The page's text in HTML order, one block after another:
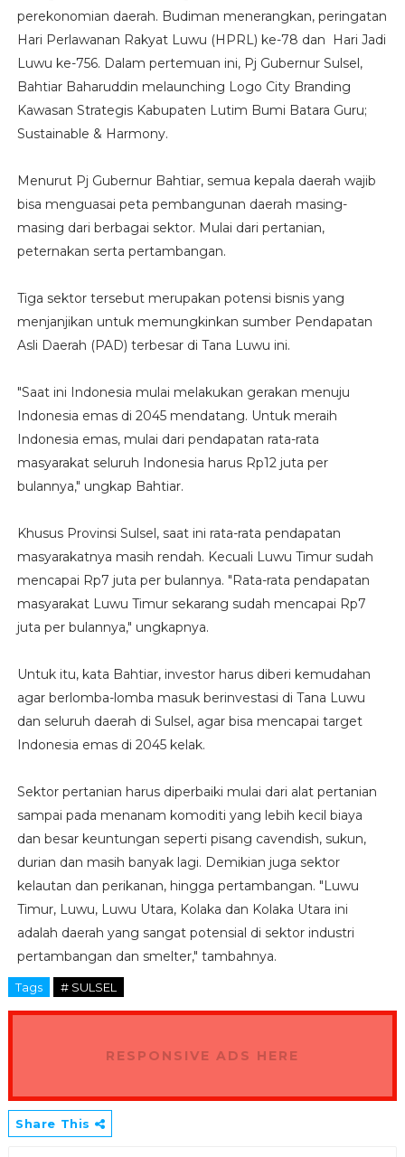
perekonomian daerah. Budiman menerangkan, peringatan
Hari Perlawanan Rakyat Luwu (HPRL) ke-78 dan Hari Jadi
Luwu ke-756. Dalam pertemuan ini, Pj Gubernur Sulsel,
Bahtiar Baharuddin melaunching Logo City Branding
Kawasan Strategis Kabupaten Lutim Bumi Batara Guru;
Sustainable & Harmony.
Menurut Pj Gubernur Bahtiar, semua kepala daerah wajib
bisa menguasai peta pembangunan daerah masing-
masing dari berbagai sektor. Mulai dari pertanian,
peternakan serta pertambangan.
Tiga sektor tersebut merupakan potensi bisnis yang
menjanjikan untuk memungkinkan sumber Pendapatan
Asli Daerah (PAD) terbesar di Tana Luwu ini.
"Saat ini Indonesia mulai melakukan gerakan menuju
Indonesia emas di 2045 mendatang. Untuk meraih
Indonesia emas, mulai dari pendapatan rata-rata
masyarakat seluruh Indonesia harus Rp12 juta per
bulannya," ungkap Bahtiar.
Khusus Provinsi Sulsel, saat ini rata-rata pendapatan
masyarakatnya masih rendah. Kecuali Luwu Timur sudah
mencapai Rp7 juta per bulannya. "Rata-rata pendapatan
masyarakat Luwu Timur sekarang sudah mencapai Rp7
juta per bulannya," ungkapnya.
Untuk itu, kata Bahtiar, investor harus diberi kemudahan
agar berlomba-lomba masuk berinvestasi di Tana Luwu
dan seluruh daerah di Sulsel, agar bisa mencapai target
Indonesia emas di 2045 kelak.
Sektor pertanian harus diperbaiki mulai dari alat pertanian
sampai pada menanam komoditi yang lebih kecil biaya
dan besar keuntungan seperti pisang cavendish, sukun,
durian dan masih banyak lagi. Demikian juga sektor
kelautan dan perikanan, hingga pertambangan. "Luwu
Timur, Luwu, Luwu Utara, Kolaka dan Kolaka Utara ini
adalah daerah yang sangat potensial di sektor industri
pertambangan dan smelter," tambahnya.
Tags # SULSEL
RESPONSIVE ADS HERE
Share This